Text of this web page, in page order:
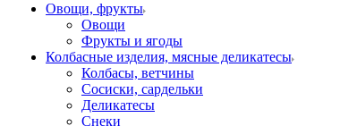
Овощи, фрукты
Овощи
Фрукты и ягоды
Колбасные изделия, мясные деликатесы
Колбасы, ветчины
Сосиски, сардельки
Деликатесы
Снеки